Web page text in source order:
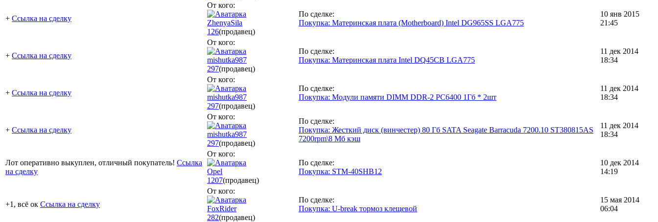
+ Ссылка на сделку
От кого:
ZhenyaSila
126(продавец)
По сделке:
Покупка: Материнская плата (Motherboard) Intel DG965SS LGA775
10 янв 2015
21:45
+ Ссылка на сделку
От кого:
mishutka987
297(продавец)
По сделке:
Покупка: Материнская плата Intel DQ45CB LGA775
11 дек 2014
18:34
+ Ссылка на сделку
От кого:
mishutka987
297(продавец)
По сделке:
Покупка: Модули памяти DIMM DDR-2 PC6400 1Гб * 2шт
11 дек 2014
18:34
+ Ссылка на сделку
От кого:
mishutka987
297(продавец)
По сделке:
Покупка: Жесткий диск (винчестер) 80 Гб SATA Seagate Barracuda 7200.10 ST380815AS
7200rpm\8 Мб кэш
11 дек 2014
18:34
Лот оперативно выкуплен, отличный покупатель! Ссылка
на сделку
От кого:
Opel
1207(продавец)
По сделке:
Покупка: STM-40SHB12
10 дек 2014
14:19
+1, всё ок Ссылка на сделку
От кого:
FoxRider
282(продавец)
По сделке:
Покупка: U-break тормоз клещевой
15 мая 2014
06:04